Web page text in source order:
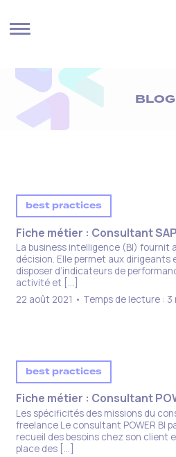
BLOG
best practices
Fiche métier : Consultant SAP
La business intelligence (BI) fournit
décision. Elle permet aux dirigeants
disposer d’indicateurs de
activité et […]
22 août 2021 • Temps de lecture : 3
best practices
Fiche métier : Consultant
Les spécificités des missions du
freelance Le consultant POWER BI
recueil des besoins chez son client
place des […]